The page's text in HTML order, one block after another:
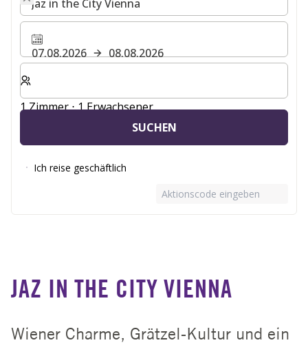
07.08.2026
08.08.2026
Wählen Sie die Anzahl der Zimmer und Gäste für Ihren
1 Zimmer ⋅ 1 Erwachsener
SUCHEN
Ich reise geschäftlich
Aktionscode eingeben
JAZ IN THE CITY VIENNA
Wiener Charme, Grätzel-Kultur und ein